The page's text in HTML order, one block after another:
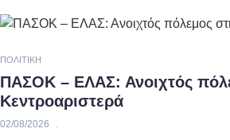
ΠΟΛΙΤΙΚΉ
ΠΑΣΟΚ – ΕΛΑΣ: Ανοιχτός
Κεντροαριστερά
02/08/2026